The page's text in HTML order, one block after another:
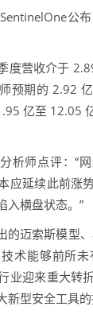
公布
营收介于 2.89
预期的 2.92
亿至 12.05
师点评：“网
应延续此前涨
入横盘状态。”
迈索斯模型、
术能够前所
业迎来重大转
新型安全工具的